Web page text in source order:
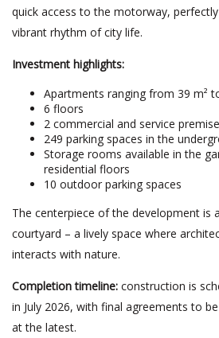
quick access to the motorway,
vibrant rhythm of city life.
Investment highlights:
Apartments ranging from 39 m²
6 floors
2 commercial and service
249 parking spaces in the
Storage rooms available in the
residential floors
10 outdoor parking spaces
The centerpiece of the development is
courtyard – a lively space where
interacts with nature.
Completion timeline: construction is
in July 2026, with final agreements to
at the latest.